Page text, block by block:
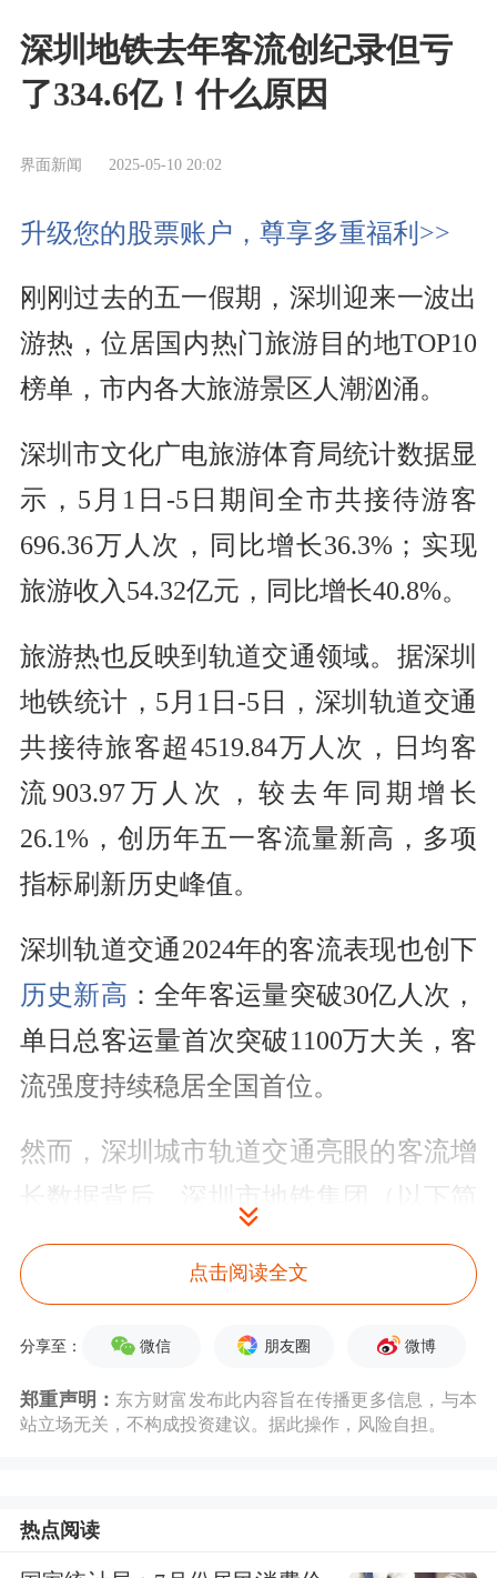
深圳地铁去年客流创纪录但亏
了334.6亿！什么原因
界面新闻 2025-05-10 20:02
升级您的股票账户，尊享多重福利>>
刚刚过去的五一假期，深圳迎来一波出
游热，位居国内热门旅游目的地TOP10
榜单，市内各大旅游景区人潮汹涌。
深圳市文化广电旅游体育局统计数据显
示，5月1日-5日期间全市共接待游客
696.36万人次，同比增长36.3%；实现
旅游收入54.32亿元，同比增长40.8%。
旅游热也反映到轨道交通领域。据深圳
地铁统计，5月1日-5日，深圳轨道交通
共接待旅客超4519.84万人次，日均客
流903.97万人次，较去年同期增长
26.1%，创历年五一客流量新高，多项
指标刷新历史峰值。
深圳轨道交通2024年的客流表现也创下
历史新高 ：全年客运量突破30亿人次，
单日总客运量首次突破1100万大关，客
流强度持续稳居全国首位。
然而，深圳城市轨道交通亮眼的客流增
长数据背后，深圳市地铁集团（以下简
称“深铁集团”）也面临着亏损压力。
2024年全年实现营收211.89亿元，同比
下降15.74%；合并报表范围内发生亏损
点击阅读全文
分享至： 微信 朋友圈 微博
郑重声明： 东方财富发布此内容旨在传播更多信息，与本
站立场无关，不构成投资建议。据此操作，风险自担。
热点阅读